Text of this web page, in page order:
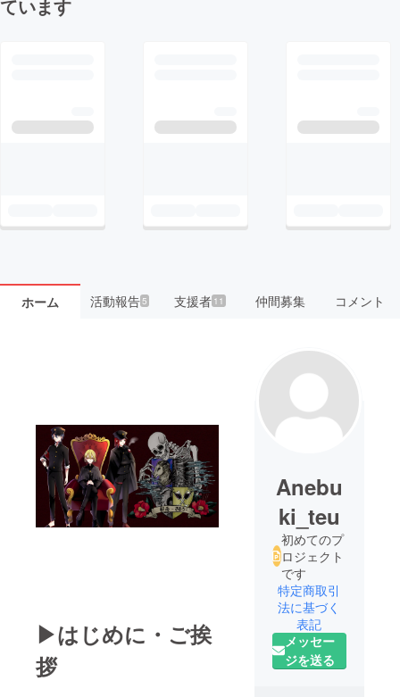
ています
ホーム 活動報告5 支援者 11 仲間募集 コメント
▶はじめに・ご挨
拶
Anebu
ki_teu
初めてのプ
ロジェクト
です
特定商取引
法に基づく
表記
メッセー
ジを送る